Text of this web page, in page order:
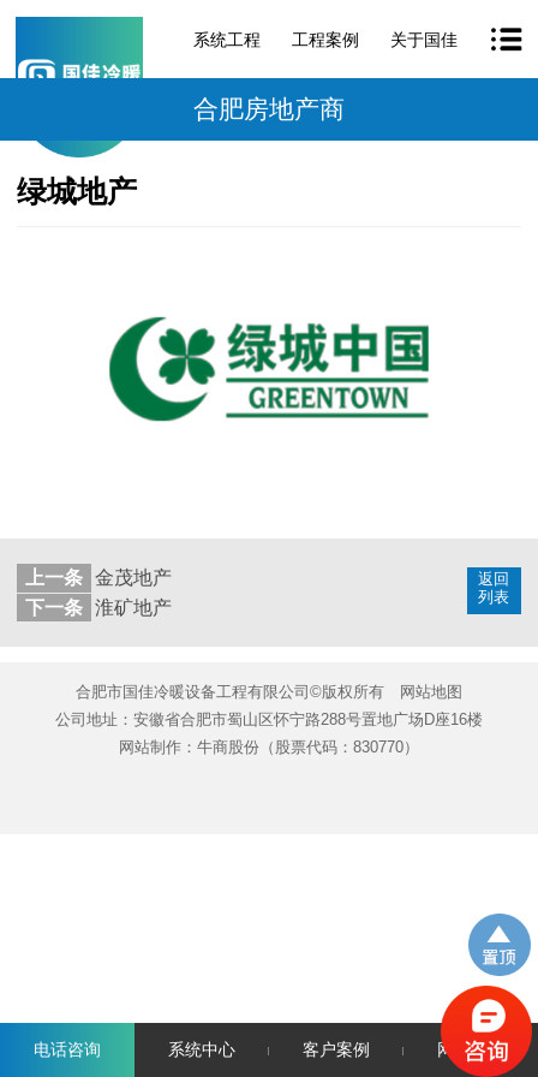
系统工程 工程案例 关于国佳
合肥房地产商
绿城地产
返回
列表
上一条 金茂地产
下一条 淮矿地产
合肥市国佳冷暖设备工程有限公司©版权所有
网站地图
公司地址：安徽省合肥市蜀山区怀宁路288号置地广场D座16楼
网站制作： 牛商股份 （股票代码：830770）
电话咨询 系统中心 客户案例 网站首页